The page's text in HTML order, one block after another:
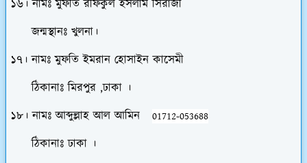
১৬। নামঃ মুফতি রফিকুল ইসলাম সিরাজী
জন্মস্থানঃ খুলনা।
১৭। নামঃ মুফতি ইমরান হোসাইন কাসেমী
ঠিকানাঃ মিরপুর ,ঢাকা ।
১৮। নামঃ আব্দুল্লাহ আল আমিন 01712-053688
ঠিকানাঃ ঢাকা ।